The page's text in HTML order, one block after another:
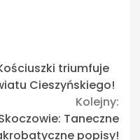
triumfuje
Cieszyńskiego!
Kolejny:
Taneczne
popisy!